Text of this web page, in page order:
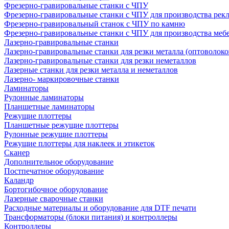
Фрезерно-гравировальные станки с ЧПУ
Фрезерно-гравировальные станки с ЧПУ для производства
Фрезерно-гравировальный станок с ЧПУ по камню
Фрезерно-гравировальные станки с ЧПУ для производства
Лазерно-гравировальные станки
Лазерно-гравировальные станки для резки металла
Лазерно-гравировальные станки для резки неметаллов
Лазерные станки для резки металла и неметаллов
Лазерно- маркировочные станки
Ламинаторы
Рулонные ламинаторы
Планшетные ламинаторы
Режущие плоттеры
Планшетные режущие плоттеры
Рулонные режущие плоттеры
Режущие плоттеры для наклеек и этикеток
Сканер
Дополнительное оборудование
Постпечатное оборудование
Каландр
Бортогибочное оборудование
Лазерные сварочные станки
Расходные материалы и оборудование для DTF печати
Трансформаторы (блоки питания) и контроллеры
Контроллеры